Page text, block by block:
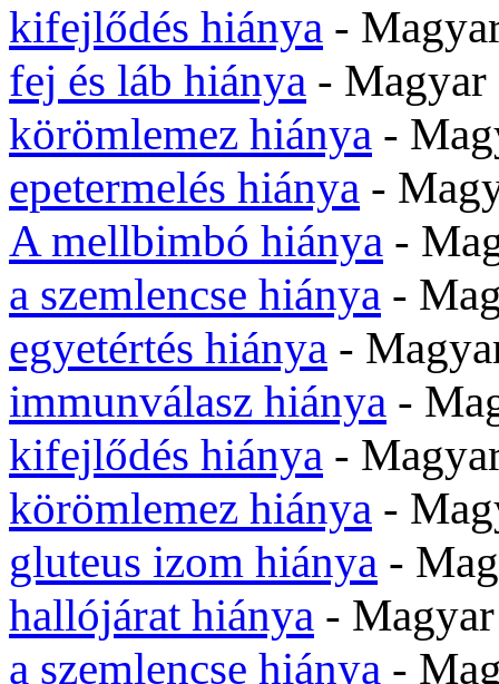
kifejlődés hiánya -
fej és láb hiánya -
körömlemez hiánya -
epetermelés hiánya -
A mellbimbó hiánya -
a szemlencse hiánya -
egyetértés hiánya -
immunválasz hiánya -
kifejlődés hiánya -
körömlemez hiánya -
gluteus izom hiánya -
hallójárat hiánya -
a szemlencse hiánya -